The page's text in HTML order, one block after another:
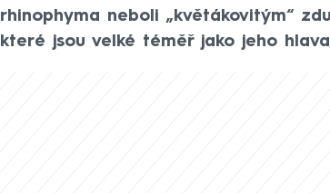
rhinophyma neboli „květákovitým“
které jsou velké téměř jako jeho